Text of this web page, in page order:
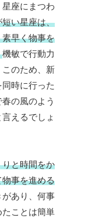
座にまつわ
い星座は、
早く物事を
機敏で行動力
のため、新
時に行った
の風のよう
えるでしょ
と時間をか
事を進める
があり、何事
ことは簡単